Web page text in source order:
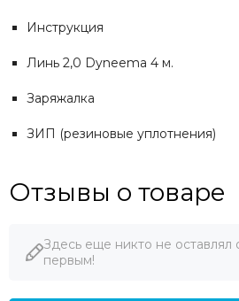
Инструкция
Линь 2,0 Dyneema 4 м.
Заряжалка
ЗИП (резиновые уплотнения)
Отзывы о товаре
Здесь еще никто не оставлял
первым!